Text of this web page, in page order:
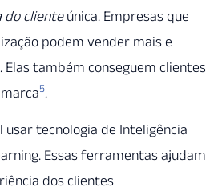
do clienteúnica. Empresas que
podem vender mais e
. Elas também conseguem clientes
5.
usar tecnologia de Inteligência
Essas ferramentas ajudam
dos clientes